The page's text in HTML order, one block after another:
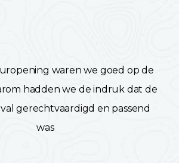
waren we goed op de
hadden we de indruk dat de
gerechtvaardigd en passend
was